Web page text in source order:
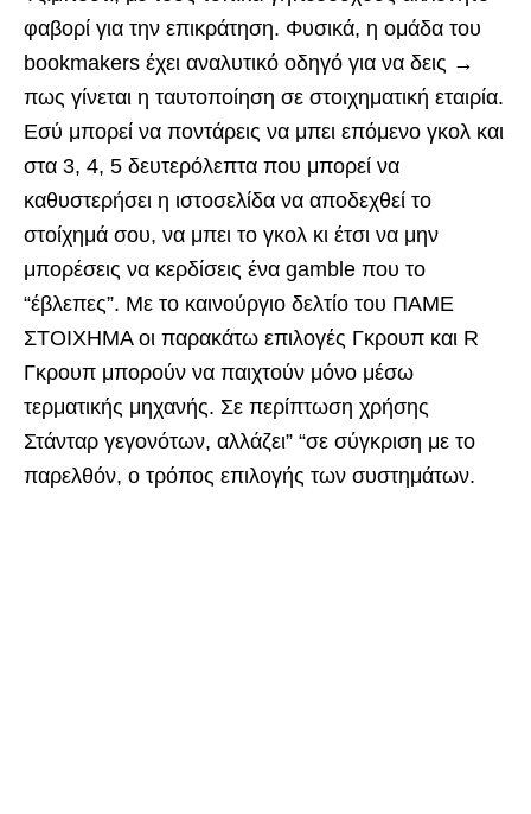
φαβορί για την επικράτηση. Φυσικά, η ομάδα του
bookmakers έχει αναλυτικό οδηγό για να δεις →
πως γίνεται η ταυτοποίηση σε στοιχηματική εταιρία.
Εσύ μπορεί να ποντάρεις να μπει επόμενο γκολ και
στα 3, 4, 5 δευτερόλεπτα που μπορεί να
καθυστερήσει η ιστοσελίδα να αποδεχθεί το
στοίχημά σου, να μπει το γκολ κι έτσι να μην
μπορέσεις να κερδίσεις ένα gamble που το
“έβλεπες”. Με το καινούργιο δελτίο του ΠΑΜΕ
ΣΤΟΙΧΗΜΑ οι παρακάτω επιλογές Γκρουπ και R
Γκρουπ μπορούν να παιχτούν μόνο μέσω
τερματικής μηχανής. Σε περίπτωση χρήσης
Στάνταρ γεγονότων, αλλάζει” “σε σύγκριση με το
παρελθόν, ο τρόπος επιλογής των συστημάτων.